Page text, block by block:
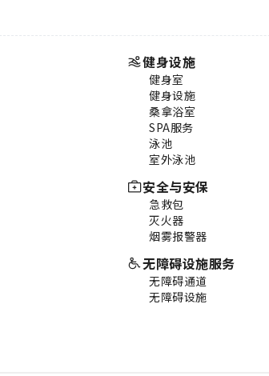
健身设施
健身室
健身设施
桑拿浴室
SPA服务
泳池
室外泳池
安全与安保
急救包
灭火器
烟雾报警器
无障碍设施服务
无障碍通道
无障碍设施